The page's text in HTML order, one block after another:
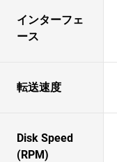
インターフェ
ース
転送速度
Disk Speed
(RPM)